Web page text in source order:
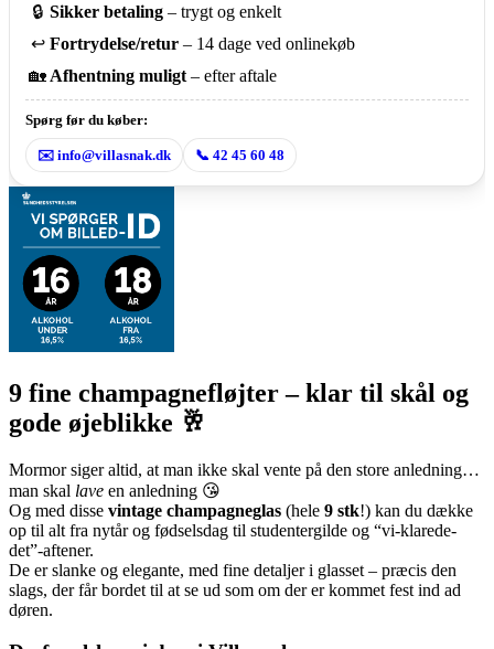
🔒 Sikker betaling – trygt og enkelt
↩️ Fortrydelse/retur – 14 dage ved onlinekøb
🏡 Afhentning muligt – efter aftale
Spørg før du køber:
✉️ info@villasnak.dk 📞 42 45 60 48
9 fine champagnefløjter – klar til skål og
gode øjeblikke 🥂
Mormor siger altid, at man ikke skal vente på den store anledning…
man skal lave en anledning 😘
Og med disse vintage champagneglas (hele 9 stk!) kan du dække
op til alt fra nytår og fødselsdag til studentergilde og “vi-klarede-
det”-aftener.
De er slanke og elegante, med fine detaljer i glasset – præcis den
slags, der får bordet til at se ud som om der er kommet fest ind ad
døren.